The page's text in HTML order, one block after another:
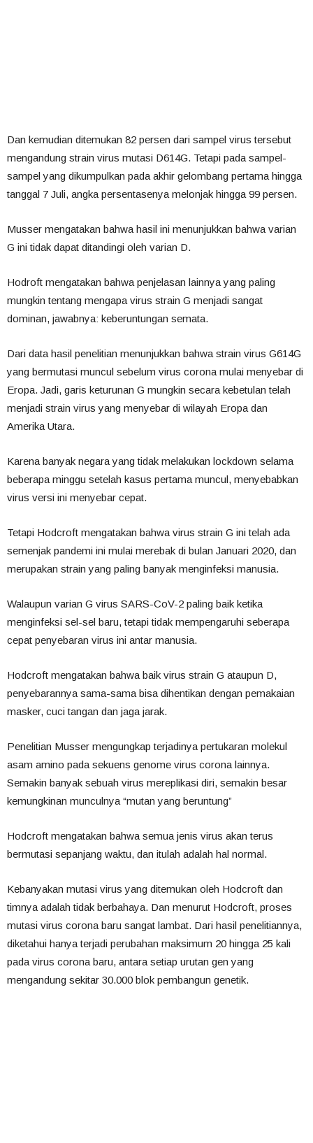
Dan kemudian ditemukan 82 persen dari sampel virus tersebut
mengandung strain virus mutasi D614G. Tetapi pada sampel-
sampel yang dikumpulkan pada akhir gelombang pertama hingga
tanggal 7 Juli, angka persentasenya melonjak hingga 99 persen.
Musser mengatakan bahwa hasil ini menunjukkan bahwa varian
G ini tidak dapat ditandingi oleh varian D.
Hodroft mengatakan bahwa penjelasan lainnya yang paling
mungkin tentang mengapa virus strain G menjadi sangat
dominan, jawabnya: keberuntungan semata.
Dari data hasil penelitian menunjukkan bahwa strain virus G614G
yang bermutasi muncul sebelum virus corona mulai menyebar di
Eropa. Jadi, garis keturunan G mungkin secara kebetulan telah
menjadi strain virus yang menyebar di wilayah Eropa dan
Amerika Utara.
Karena banyak negara yang tidak melakukan lockdown selama
beberapa minggu setelah kasus pertama muncul, menyebabkan
virus versi ini menyebar cepat.
Tetapi Hodcroft mengatakan bahwa virus strain G ini telah ada
semenjak pandemi ini mulai merebak di bulan Januari 2020, dan
merupakan strain yang paling banyak menginfeksi manusia.
Walaupun varian G virus SARS-CoV-2 paling baik ketika
menginfeksi sel-sel baru, tetapi tidak mempengaruhi seberapa
cepat penyebaran virus ini antar manusia.
Hodcroft mengatakan bahwa baik virus strain G ataupun D,
penyebarannya sama-sama bisa dihentikan dengan pemakaian
masker, cuci tangan dan jaga jarak.
Penelitian Musser mengungkap terjadinya pertukaran molekul
asam amino pada sekuens genome virus corona lainnya.
Semakin banyak sebuah virus mereplikasi diri, semakin besar
kemungkinan munculnya “mutan yang beruntung”
Hodcroft mengatakan bahwa semua jenis virus akan terus
bermutasi sepanjang waktu, dan itulah adalah hal normal.
Kebanyakan mutasi virus yang ditemukan oleh Hodcroft dan
timnya adalah tidak berbahaya. Dan menurut Hodcroft, proses
mutasi virus corona baru sangat lambat. Dari hasil penelitiannya,
diketahui hanya terjadi perubahan maksimum 20 hingga 25 kali
pada virus corona baru, antara setiap urutan gen yang
mengandung sekitar 30.000 blok pembangun genetik.